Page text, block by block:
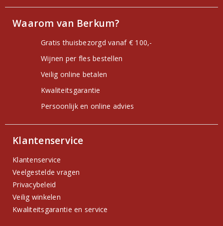
Waarom van Berkum?
Gratis thuisbezorgd vanaf € 100,-
Wijnen per fles bestellen
Veilig online betalen
Kwaliteitsgarantie
Persoonlijk en online advies
Klantenservice
Klantenservice
Veelgestelde vragen
Privacybeleid
Veilig winkelen
Kwaliteitsgarantie en service